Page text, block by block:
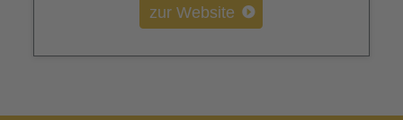
zur Website